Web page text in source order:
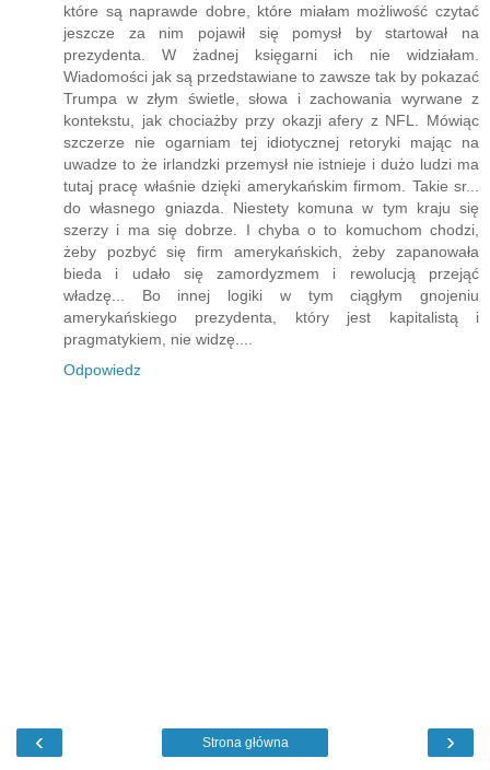
które są naprawde dobre, które miałam możliwość czytać
jeszcze za nim pojawił się pomysł by startował na
prezydenta. W żadnej księgarni ich nie widziałam.
Wiadomości jak są przedstawiane to zawsze tak by pokazać
Trumpa w złym świetle, słowa i zachowania wyrwane z
kontekstu, jak chociażby przy okazji afery z NFL. Mówiąc
szczerze nie ogarniam tej idiotycznej retoryki mając na
uwadze to że irlandzki przemysł nie istnieje i dużo ludzi ma
tutaj pracę właśnie dzięki amerykańskim firmom. Takie sr...
do własnego gniazda. Niestety komuna w tym kraju się
szerzy i ma się dobrze. I chyba o to komuchom chodzi,
żeby pozbyć się firm amerykańskich, żeby zapanowała
bieda i udało się zamordyzmem i rewolucją przejąć
władzę... Bo innej logiki w tym ciągłym gnojeniu
amerykańskiego prezydenta, który jest kapitalistą i
pragmatykiem, nie widzę....
Odpowiedz
‹ ›
Strona główna